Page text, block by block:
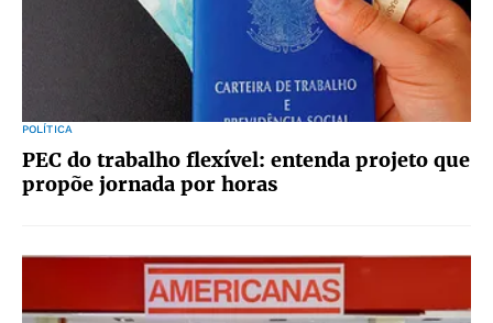
POLÍTICA
PEC do trabalho flexível: entenda projeto que
propõe jornada por horas